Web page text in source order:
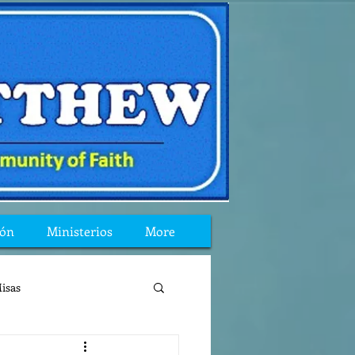
Ministerios More